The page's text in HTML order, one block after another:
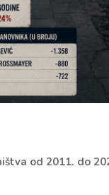
od 2011. do